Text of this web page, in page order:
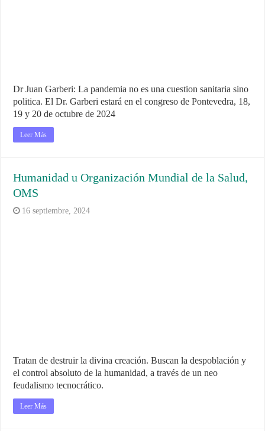
Dr Juan Garberi: La pandemia no es una cuestion sanitaria sino
politica. El Dr. Garberi estará en el congreso de Pontevedra, 18,
19 y 20 de octubre de 2024
Leer Más
Humanidad u Organización Mundial de la Salud,
OMS
16 septiembre, 2024
Tratan de destruir la divina creación. Buscan la despoblación y
el control absoluto de la humanidad, a través de un neo
feudalismo tecnocrático.
Leer Más